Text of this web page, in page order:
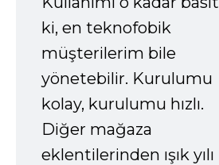
ki, en teknofobik
müşterilerim bile
yönetebilir. Kurulumu
kolay, kurulumu hızlı.
Diğer mağaza
eklentilerinden ışık yılı